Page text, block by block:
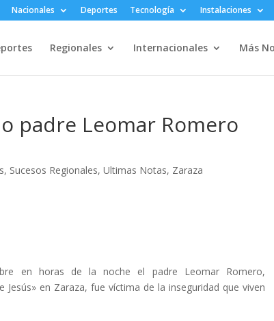
Nacionales Deportes Tecnología Instalaciones
Regionales Internacionales Más
padre Leomar Romero
, Sucesos Regionales,Ultimas Notas, Zaraza
en horas de la noche el padre Leomar Romero,
Jesús» en Zaraza, fue víctima de la inseguridad que viven